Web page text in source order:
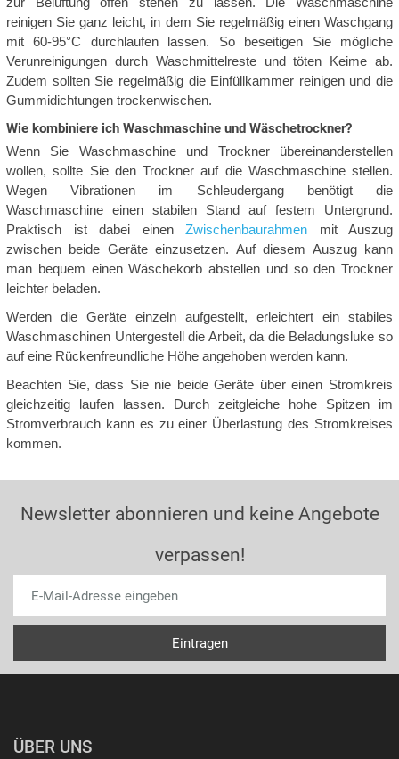
reinigen Sie ganz leicht, in dem Sie regelmäßig einen Waschgang
mit 60-95°C durchlaufen lassen. So beseitigen Sie mögliche
Verunreinigungen durch Waschmittelreste und töten Keime ab.
Zudem sollten Sie regelmäßig die Einfüllkammer reinigen und die
Gummidichtungen trockenwischen.
Wie kombiniere ich Waschmaschine und Wäschetrockner?
Wenn Sie Waschmaschine und Trockner übereinanderstellen
wollen, sollte Sie den Trockner auf die Waschmaschine stellen.
Wegen Vibrationen im Schleudergang benötigt die
Waschmaschine einen stabilen Stand auf festem Untergrund.
Praktisch ist dabei einen Zwischenbaurahmen mit Auszug
zwischen beide Geräte einzusetzen. Auf diesem Auszug kann
man bequem einen Wäschekorb abstellen und so den Trockner
leichter beladen.
Werden die Geräte einzeln aufgestellt, erleichtert ein stabiles
Waschmaschinen Untergestell die Arbeit, da die Beladungsluke so
auf eine Rückenfreundliche Höhe angehoben werden kann.
Beachten Sie, dass Sie nie beide Geräte über einen Stromkreis
gleichzeitig laufen lassen. Durch zeitgleiche hohe Spitzen im
Stromverbrauch kann es zu einer Überlastung des Stromkreises
kommen.
Newsletter abonnieren und keine Angebote
verpassen!
ÜBER UNS